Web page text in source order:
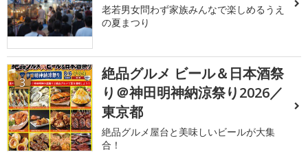
老若男女問わず家族みんなで楽しめるうえ
の夏まつり
3
絶品グルメ ビール＆日本酒祭
り＠神田明神納涼祭り2026／
東京都
絶品グルメ屋台と美味しいビールが大集
合！